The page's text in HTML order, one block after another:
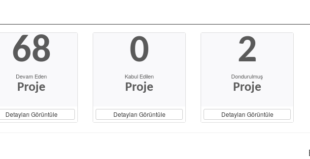
68
Devam Eden
Proje
Detayları Görüntüle
0
Kabul Edilen
Proje
Detayları Görüntüle
2
Dondurulmuş
Proje
Detayları Görüntüle